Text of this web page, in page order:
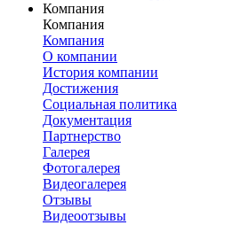
Компания
Компания
Компания
О компании
История компании
Достижения
Социальная политика
Документация
Партнерство
Галерея
Фотогалерея
Видеогалерея
Отзывы
Видеоотзывы